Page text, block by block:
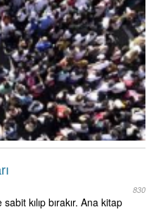
830
kılıp bırakır. Ana kitap